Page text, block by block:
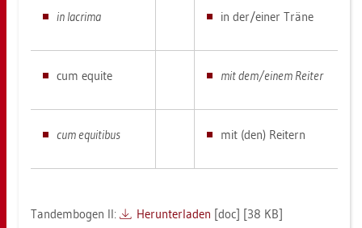
in la­cri­ma in der/einer Träne
cum equi­te mit dem/einem Rei­ter
cum equi­ti­bus mit (den) Rei­tern
Tan­dem­bo­gen II: Her­un­ter­la­den [doc] [38 KB]